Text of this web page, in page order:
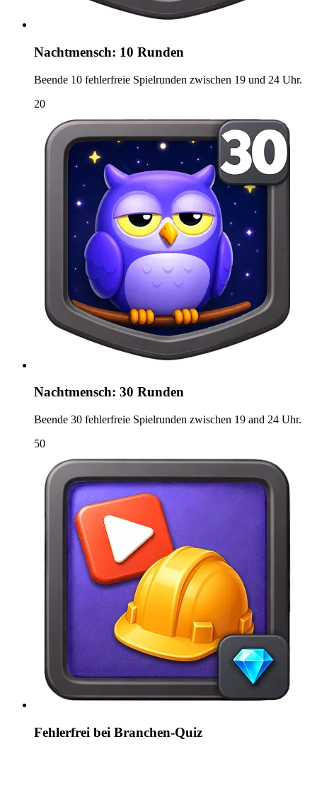
Nachtmensch: 10 Runden
Beende 10 fehlerfreie Spielrunden zwischen 19 und 24 Uhr.
20
Nachtmensch: 30 Runden
Beende 30 fehlerfreie Spielrunden zwischen 19 and 24 Uhr.
50
Fehlerfrei bei Branchen-Quiz